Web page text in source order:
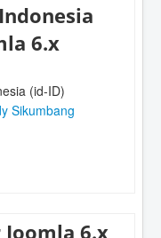
6.x
(id-ID)
Sikumbang
6.x